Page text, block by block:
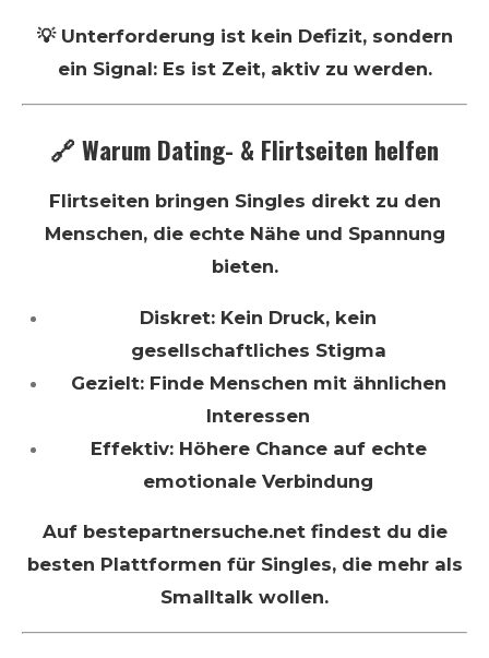
💡 Unterforderung ist kein Defizit, sondern
ein Signal: Es ist Zeit, aktiv zu werden.
🔗 Warum Dating- & Flirtseiten helfen
Flirtseiten bringen Singles direkt zu den
Menschen, die echte Nähe und Spannung
bieten.
Diskret: Kein Druck, kein
gesellschaftliches Stigma
Gezielt: Finde Menschen mit ähnlichen
Interessen
Effektiv: Höhere Chance auf echte
emotionale Verbindung
Auf bestepartnersuche.net findest du die
besten Plattformen für Singles, die mehr als
Smalltalk wollen.